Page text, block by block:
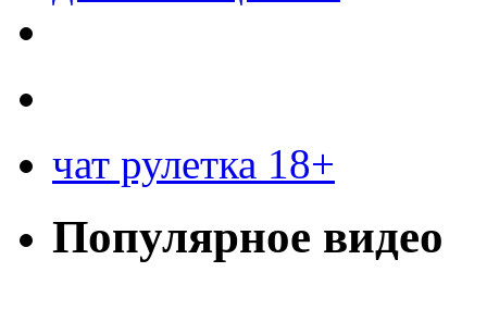
чат рулетка 18+
Популярное видео